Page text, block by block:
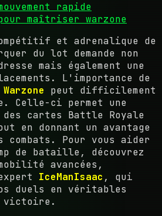
rapide
maîtriser warzone
et adrenalique de
du lot demande non
mais également une
L'importance de
peut difficilement
Celle-ci permet une
cartes Battle Royale
en donnant un avantage
Pour vous aider
de bataille, découvrez
avancées,
IceManIsaac , qui
duels en véritables
victoire.